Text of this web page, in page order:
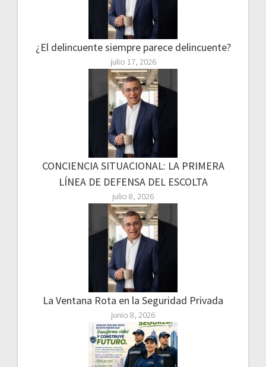
¿El delincuente siempre parece delincuente?
julio 17, 2026
CONCIENCIA SITUACIONAL: LA PRIMERA
LÍNEA DE DEFENSA DEL ESCOLTA
julio 8, 2026
La Ventana Rota en la Seguridad Privada
junio 8, 2026